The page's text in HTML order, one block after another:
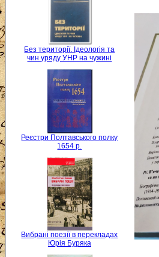
Без території. Ідеологія та
чин уряду УНР на чужині
Реєстри Полтавського полку
1654 р.
Вибрані поезії в перекладах
Юрія Буряка